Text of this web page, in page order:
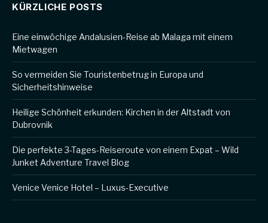
KÜRZLICHE POSTS
Eine einwöchige Andalusien-Reise ab Malaga mit einem
Mietwagen
So vermeiden Sie Touristenbetrug in Europa und
Sicherheitshinweise
Heilige Schönheit erkunden: Kirchen in der Altstadt von
Dubrovnik
Die perfekte 3-Tages-Reiseroute von einem Expat – Wild
Junket Adventure Travel Blog
Venice Venice Hotel – Luxus-Executive